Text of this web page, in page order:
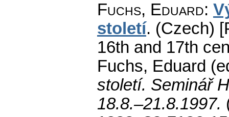
Fuchs, Eduard:
století. (Czech)
16th and 17th
Fuchs, Eduard
století. Seminář
18.8.–21.8.1997.